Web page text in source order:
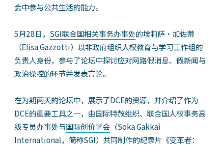
会中参与公共生活的能力。
5月28日， SGI联合国相关事务办事处的埃莉萨‧加佐蒂
（Elisa Gazzotti）以非政府组织人权教育与学习工作组的
负责人身份，参与了论坛中探讨应对网路假消息、假新闻与
政治操控的环节并发表言论。
在为期两天的论坛中，展示了DCE的资源，并介绍了作为
DCE的重要工具之一，由国际特赦组织、联合国人权事务高
级专员办事处与国际创价学会（Soka Gakkai
International，简称SGI）共同制作的纪录片《变革者：